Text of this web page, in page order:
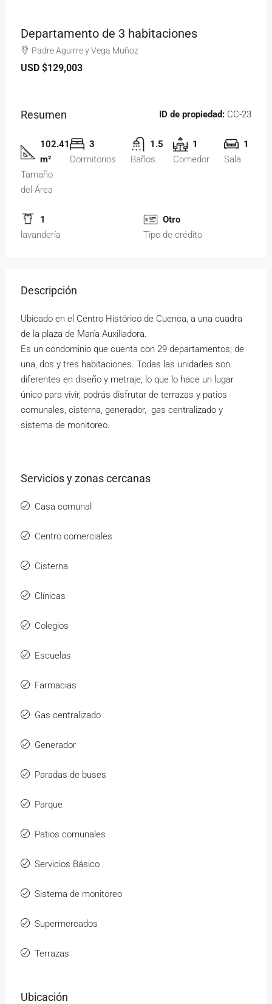
Departamento de 3 habitaciones
Padre Aguirre y Vega Muñoz
USD $129,003
Resumen ID de propiedad: CC-23
102.41
m²
Tamaño
del Área
3
Dormitorios
1.5
Baños
1
Comedor
1
Sala
1
lavandería
Otro
Tipo de crédito
Descripción
Ubicado en el Centro Histórico de Cuenca, a una cuadra
de la plaza de María Auxiliadora.
Es un condominio que cuenta con 29 departamentos; de
una, dos y tres habitaciones. Todas las unidades son
diferentes en diseño y metraje, lo que lo hace un lugar
único para vivir, podrás disfrutar de terrazas y patios
comunales, cisterna, generador, gas centralizado y
sistema de monitoreo.
Servicios y zonas cercanas
Casa comunal
Centro comerciales
Cisterna
Clínicas
Colegios
Escuelas
Farmacias
Gas centralizado
Generador
Paradas de buses
Parque
Patios comunales
Servicios Básico
Sistema de monitoreo
Supermercados
Terrazas
Ubicación